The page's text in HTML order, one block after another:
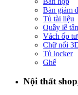
Bàn giám
Tủ tài liệu
Quầy lễ tân
Vách ốp
Chữ nổi
Tủ locker
Ghế
Nội thất